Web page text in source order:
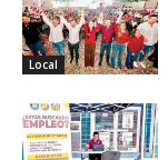
Local